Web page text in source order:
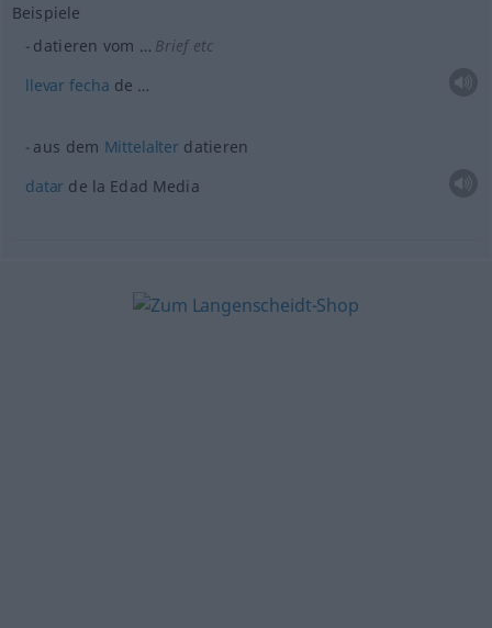
Beispiele
datieren vom … Briefetc
llevar fecha de …
aus dem Mittelalter datieren
datar de la Edad Media